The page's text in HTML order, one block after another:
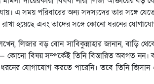
এ সময় পরিবারের অন্য সদস্যদের তার সঙ্গে
হয়েছে এবং তাদের সঙ্গে কোনো ধরনের
লিজার বড় বোন সাবিকুন্নাহার জানান,
কোনো বিষয় সম্পর্কেই তিনি বিস্তারিত অবগত
যোগাযোগ করতে পারেনি। তবে তিনি